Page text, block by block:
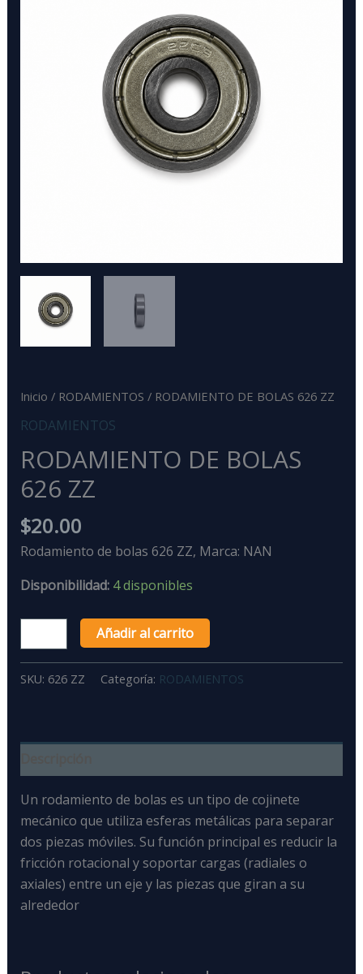
Inicio / RODAMIENTOS / RODAMIENTO DE BOLAS 626 ZZ
RODAMIENTOS
RODAMIENTO DE BOLAS
626 ZZ
$20.00
Rodamiento de bolas 626 ZZ, Marca: NAN
Disponibilidad: 4 disponibles
Añadir al carrito
SKU: 626 ZZ Categoría: RODAMIENTOS
Un rodamiento de bolas es un tipo de cojinete
mecánico que utiliza esferas metálicas para separar
dos piezas móviles. Su función principal es reducir la
fricción rotacional y soportar cargas (radiales o
axiales) entre un eje y las piezas que giran a su
alrededor